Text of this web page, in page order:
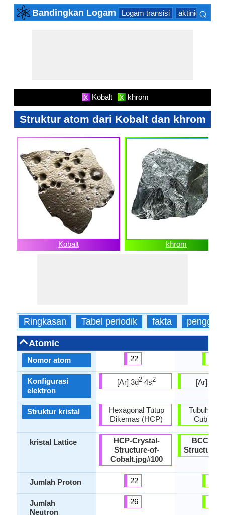
Bandingkan Logam Logam transisi aktinida⌕
X Kobalt X khrom
Struktur atom dari Kobalt dan khrom
Kobalt khrom
Ringkasan Tabel periodik fakta
Atomic
Nomor atom
Konfigurasi
elektron
Struktur kristal
kristal Lattice
Jumlah Proton
Jumlah
Neutron
22
[Ar] 3d2 4s2
Hexagonal Tutup
Dikemas (HCP)
HCP-Crystal-
Structure-of-
Cobalt.jpg#100
22
26
[Ar] 3d
Tubuh
Cubic
BCC-
Structure-